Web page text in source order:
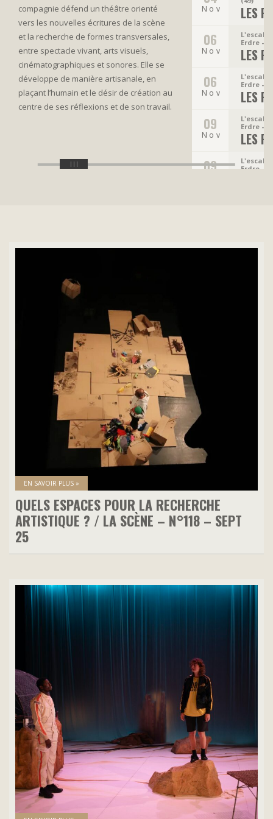
compagnie défend un théâtre orienté
vers les nouvelles écritures de la scène
et la recherche de formes transversales,
entre spectacle vivant, arts visuels,
cinématographiques et sonores. Elle se
développe de manière artisanale, en
plaçant l’humain et le désir de création au
centre de ses réflexions et de son travail.
Nov
LES
06
Nov
L'escale
Erdre - 44
LES
06
Nov
L'escale
Erdre - 44
LES
09
Nov
L'escale
Erdre - 44
LES
09
L'escale
Erdre - 44
EN SAVOIR PLUS »
QUELS ESPACES POUR LA RECHERCHE
ARTISTIQUE ? / LA SCÈNE – N°118 – SEPT
25